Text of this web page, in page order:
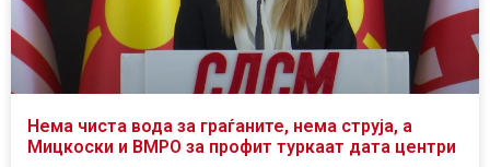
Нема чиста вода за граѓаните, нема струја, а
Мицкоски и ВМРО за профит туркаат дата центри